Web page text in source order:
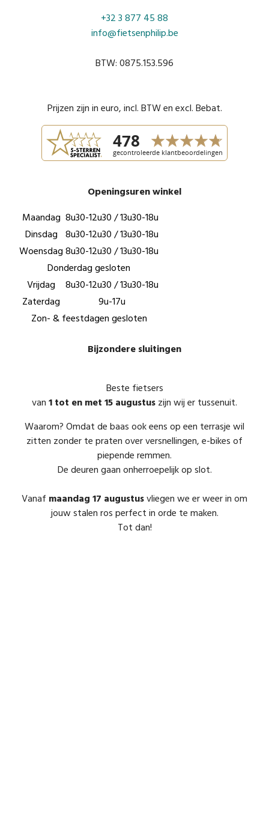
+32 3 877 45 88
info@fietsenphilip.be
BTW: 0875.153.596
Prijzen zijn in euro, incl. BTW en excl. Bebat.
Openingsuren winkel
Maandag 8u30-12u30 / 13u30-18u
Dinsdag 8u30-12u30 / 13u30-18u
Woensdag 8u30-12u30 / 13u30-18u
Donderdag gesloten
Vrijdag
8u30-12u30 / 13u30-18u
Zaterdag
9u-17u
Zon- & feestdagen gesloten
Bijzondere sluitingen
Beste fietsers
van 1 tot en met 15 augustus zijn wij er tussenuit.
Waarom? Omdat de baas ook eens op een terrasje wil
zitten zonder te praten over versnellingen, e-bikes of
piepende remmen.
De deuren gaan onherroepelijk op slot.
Vanaf maandag 17 augustusvliegen we er weer in om
jouw stalen ros perfect in orde te maken.
Tot dan!